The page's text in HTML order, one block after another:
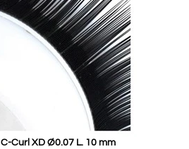
Curl XD Ø0.07 L. 10 mm